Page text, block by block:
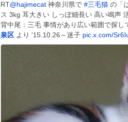
RT@hajimecat 神奈川県で #三毛猫 の「
ス 3kg 耳大きい しっぽ細長い 高い鳴声
背中尾：三毛 事情があり広い範囲で探し
泉区 より '15.10.26～迷子 pic.x.com/